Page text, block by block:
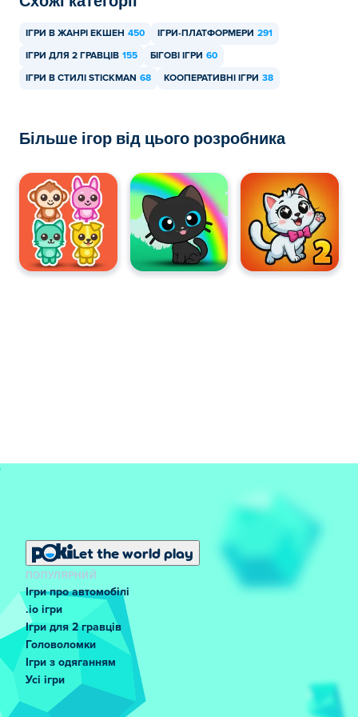
другом за одним комп'ютером!
ІГРИ В ЖАНРІ ЕКШЕН 450 ІГРИ-ПЛАТФОРМЕРИ 291
ІГРИ ДЛЯ 2 ГРАВЦІВ 155 БІГОВІ ІГРИ 60
ІГРИ В СТИЛІ STICKMAN 68 КООПЕРАТИВНІ ІГРИ 38
Більше ігор від цього розробника
Let the world play
ПОПУЛЯРНИЙ
Ігри про автомобілі
.io ігри
Ігри для 2 гравців
Головоломки
Ігри з одяганням
Усі ігри